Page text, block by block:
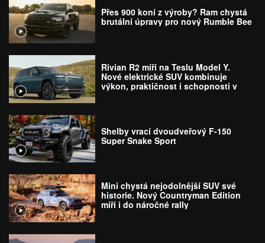
Přes 900 koní z výroby? Ram chystá
brutální úpravy pro nový Rumble Bee
Rivian R2 míří na Teslu Model Y.
Nové elektrické SUV kombinuje
výkon, praktičnost i schopnosti v
Shelby vrací dvoudveřový F-150
Super Snake Sport
Mini chystá nejodolnější SUV své
historie. Nový Countryman Edition
míří i do náročné rally